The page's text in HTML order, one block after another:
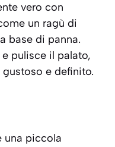
vero con
un ragù di
base di panna.
pulisce il palato,
e definito.
una piccola